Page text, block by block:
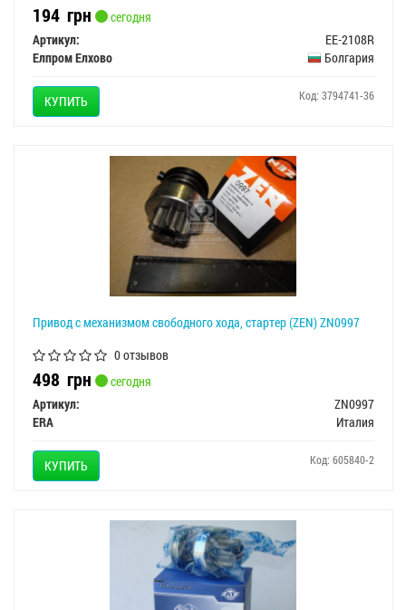
194 грн
сегодня
Артикул:
EE-2108R
Елпром Елхово
Болгария
КУПИТЬ Код: 3794741-36
Привод с механизмом свободного хода, стартер (ZEN) ZN0997
0 отзывов
498 грн
сегодня
Артикул:
ZN0997
ERA
Италия
КУПИТЬ Код: 605840-2